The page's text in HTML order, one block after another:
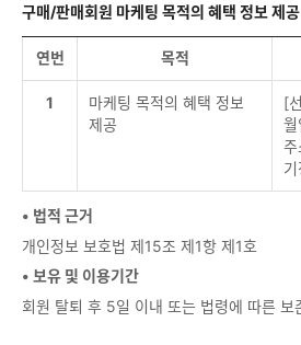
구매/판매회원 마케팅 목적의 혜택 정보 제공
연번 목적
1
마케팅 목적의 혜택 정보
제공
[
월
주
기
• 법적 근거
개인정보 보호법 제15조 제1항 제1호
• 보유 및 이용기간
회원 탈퇴 후 5일 이내 또는 법령에 따른 보